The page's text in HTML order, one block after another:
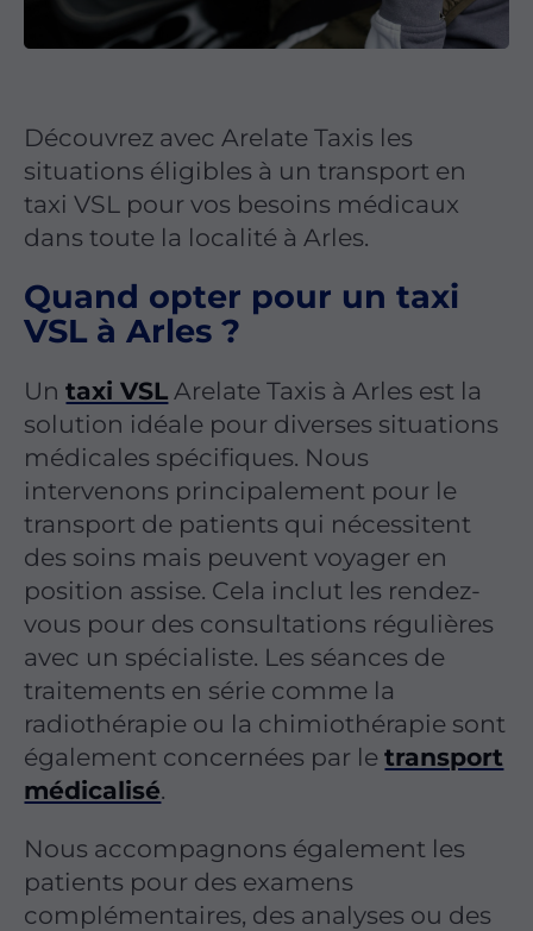
Découvrez avec Arelate Taxis les
situations éligibles à un transport en
taxi VSL pour vos besoins médicaux
dans toute la localité à Arles.
Quand opter pour un taxi
VSL à Arles ?
Untaxi VSL Arelate Taxis à Arles est la
solution idéale pour diverses situations
médicales spécifiques. Nous
intervenons principalement pour le
transport de patients qui nécessitent
des soins mais peuvent voyager en
position assise. Cela inclut les rendez-
vous pour des consultations régulières
avec un spécialiste. Les séances de
traitements en série comme la
radiothérapie ou la chimiothérapie sont
également concernées par letransport
médicalisé.
Nous accompagnons également les
patients pour des examens
complémentaires, des analyses ou des